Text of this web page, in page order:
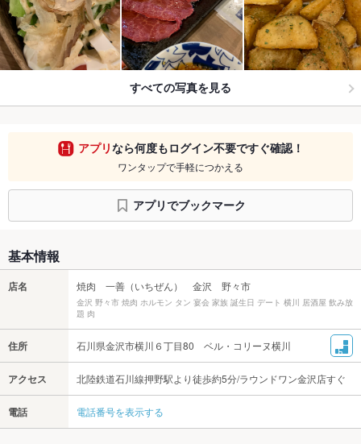
すべての写真を見る
アプリなら何度もログイン不要ですぐ確認！
ワンタップで手軽につかえる
アプリでブックマーク
基本情報
店名 焼肉 一善（いちぜん） 金沢 野々市
金沢 野々市 焼肉 ホルモン タン 宴会 家族 誕生日 デート 横川 居酒屋 飲み放
題 肉
住所 石川県金沢市横川６丁目80 ベル・コリーヌ横川
アクセス 北陸鉄道石川線押野駅より徒歩約5分/ラウンドワン金沢店すぐ
電話 電話番号を表示する